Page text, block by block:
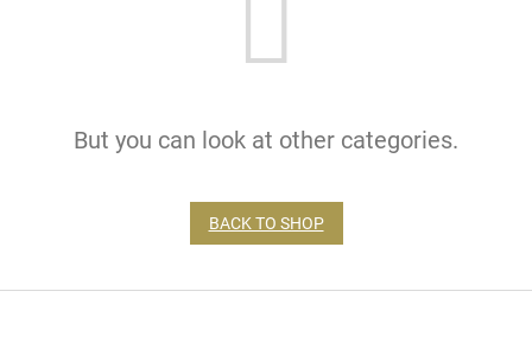
But you can look at other categories.
BACK TO SHOP